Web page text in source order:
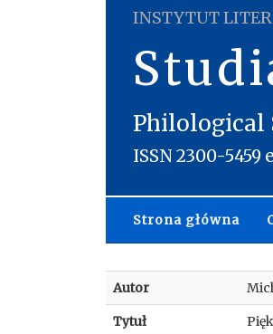
INSTYTUT
Philological
ISSN 2300-5459
Strona główna
Autor
Tytuł